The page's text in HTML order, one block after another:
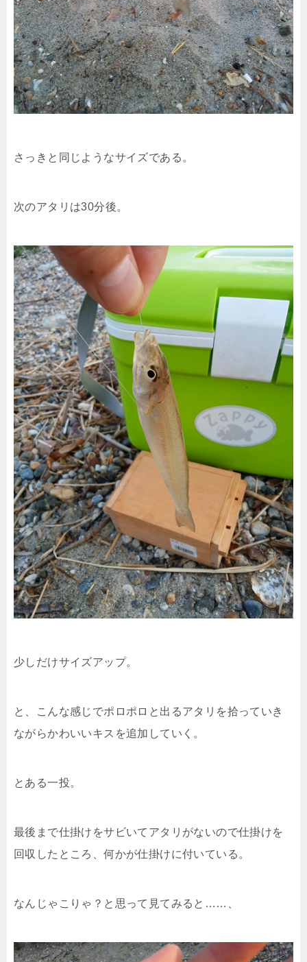
さっきと同じようなサイズである。
次のアタリは30分後。
少しだけサイズアップ。
と、こんな感じでポロポロと出るアタリを拾っていき
ながらかわいいキスを追加していく。
とある一投。
最後まで仕掛けをサビいてアタリがないので仕掛けを
回収したところ、何かが仕掛けに付いている。
なんじゃこりゃ？と思って見てみると……、